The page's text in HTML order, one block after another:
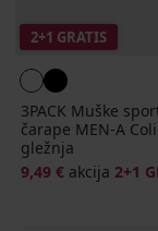
2+1 GRATIS
3PACK Muške
čarape MEN-A
gležnja
9,49 € akcija 2+1